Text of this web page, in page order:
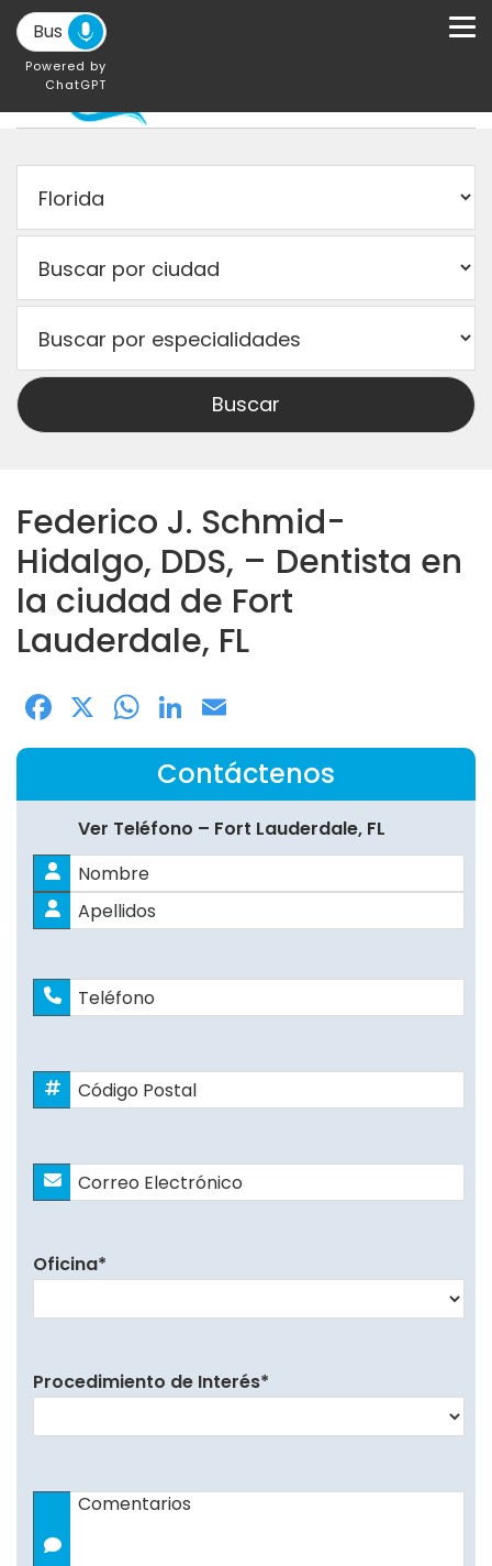
Powered by
ChatGPT
Federico J. Schmid-
Hidalgo, DDS, – Dentista en
la ciudad de Fort
Lauderdale, FL
Facebook
X WhatsApp
LinkedIn
Contáctenos
Ver Teléfono – Fort Lauderdale, FL
Nombre*
Nombres
Teléfono
Código
Postal
*
Correo
Electrónico
*
Oficina*
Procedimiento de Interés*
Comentarios